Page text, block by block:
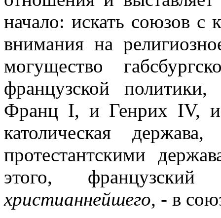
начало: искать союзов
внимания на
могущество
французской
Франц I, и Генрих IV, и
католическая
протестантскими
этого,
христианнейшего, - в